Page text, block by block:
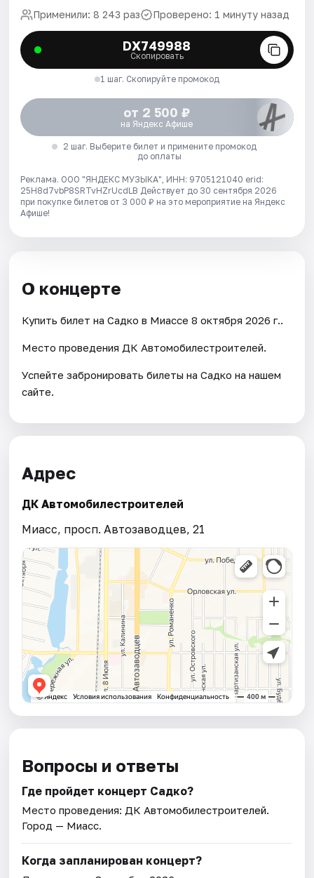
Применили: 8 243 раз Проверено: 1 минуту назад
DX749988
Скопировать
1 шаг. Скопируйте промокод
от 2 500 ₽
на Яндекс Афише
2 шаг. Выберите билет и примените промокод
до оплаты
Реклама. ООО "ЯНДЕКС МУЗЫКА", ИНН: 9705121040 erid:
25H8d7vbP8SRTvHZrUcdLB Действует до 30 сентября 2026
при покупке билетов от 3 000 ₽ на это мероприятие на Яндекс
Афише!
О концерте
Купить билет на Садко в Миассе 8 октября 2026 г..
Место проведения ДК Автомобилестроителей.
Успейте забронировать билеты на Садко на нашем
сайте.
Адрес
ДК Автомобилестроителей
Миасс, просп. Автозаводцев, 21
Вопросы и ответы
Где пройдет концерт Садко?
Место проведения: ДК Автомобилестроителей.
Город — Миасс.
Когда запланирован концерт?